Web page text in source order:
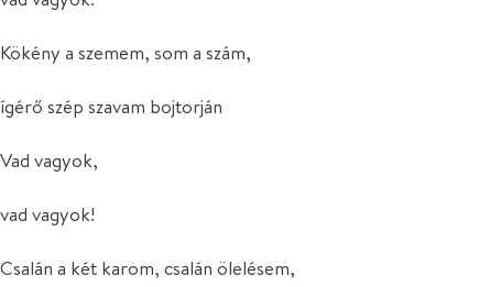
Kökény a szemem, som a szám,
ígérő szép szavam bojtorján
Vad vagyok,
vad vagyok!
Csalán a két karom, csalán ölelésem,